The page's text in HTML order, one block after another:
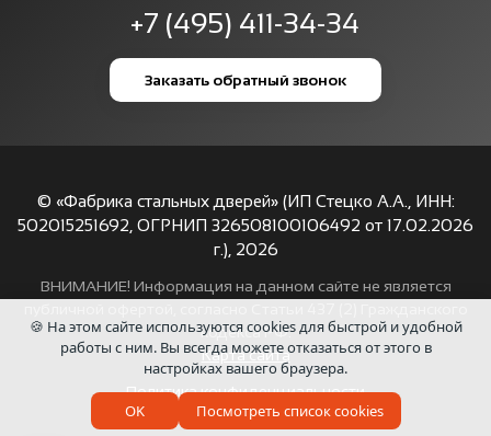
+7 (495) 411-34-34
Заказать обратный звонок
© «Фабрика стальных дверей» (ИП Стецко А.А., ИНН:
502015251692, ОГРНИП 326508100106492 от 17.02.2026
г.), 2026
ВНИМАНИЕ! Информация на данном сайте не является
кодекса РФ.
Карта сайта
Политика конфиденциальности
🍪 На этом сайте используются cookies для быстрой и удобной
работы с ним. Вы всегда можете отказаться от этого в
настройках вашего браузера.
OK Посмотреть список cookies